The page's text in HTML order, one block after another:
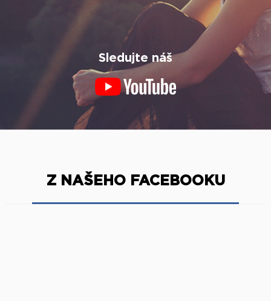
Sledujte náš
Z NAŠEHO FACEBOOKU